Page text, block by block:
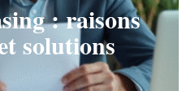
: raisons
solutions